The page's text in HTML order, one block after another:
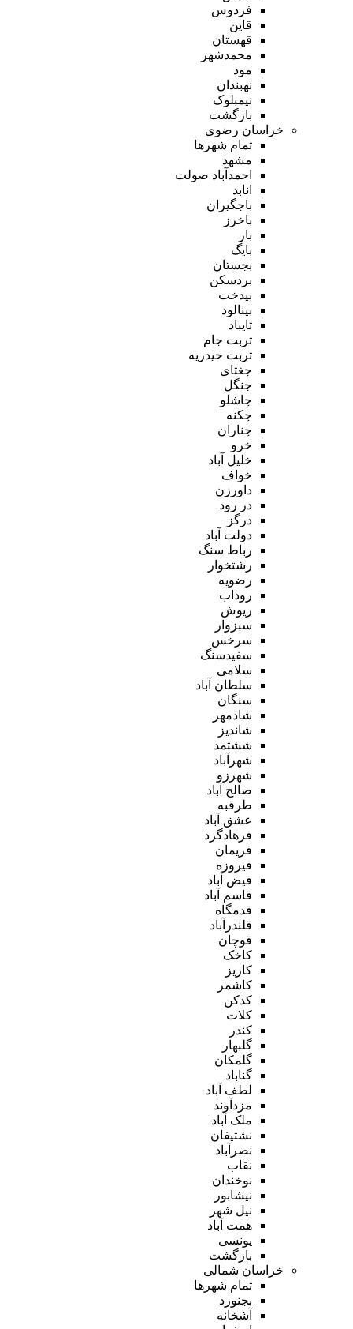
فردوس
قاین
قهستان
محمدشهر
مود
نهبندان
نیمبلوک
بازگشت
خراسان رضوی
تمام شهر‌ها
مشهد
احمدآباد صولت
انابد
باجگیران
باخرز
بار
بایگ
بجستان
بردسکن
بیدخت
بینالود
تایباد
تربت جام
تربت حیدریه
جغتای
جنگل
چاشلو
چکنه
چناران
خرو
خلیل آباد
خواف
داورزن
در رود
درگز
دولت آباد
رباط سنگ
رشتخوار
رضویه
روداب
ریوش
سبزوار
سرخس
سفیدسنگ
سلامی
سلطان آباد
سنگان
شادمهر
شاندیز
ششتمد
شهرآباد
شهرزو
صالح آباد
طرقبه
عشق آباد
فرهادگرد
فریمان
فیروزه
فیض آباد
قاسم آباد
قدمگاه
قلندرآباد
قوچان
کاخک
کاریز
کاشمر
کدکن
کلات
کندر
گلبهار
گلمکان
گناباد
لطف آباد
مزدآوند
ملک آباد
نشتیفان
نصرآباد
نقاب
نوخندان
نیشابور
نیل شهر
همت آباد
یونسی
بازگشت
خراسان شمالی
تمام شهر‌ها
بجنورد
آشخانه